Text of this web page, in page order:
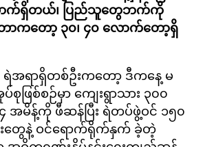
ာက်ရှိတယ်၊ ပြည်သူတွေဘက်ကို
ာကတော့ ၃၀၊ ၄၀ လောက်တော့ရှိ
အရာရှိတစ်ဦးကတော့ ဒီကနေ့ မ
ဖြစ်စဉ်မှာ ကျေးရွာသား ၃၀၀
အမိန့်ကို ဖီဆန်ပြီး ရဲတပ်ဖွဲ့ဝင် ၁၅၀
တွေနဲ့ ဝင်ရောက်ရိုက်နှက် ခဲ့တဲ့